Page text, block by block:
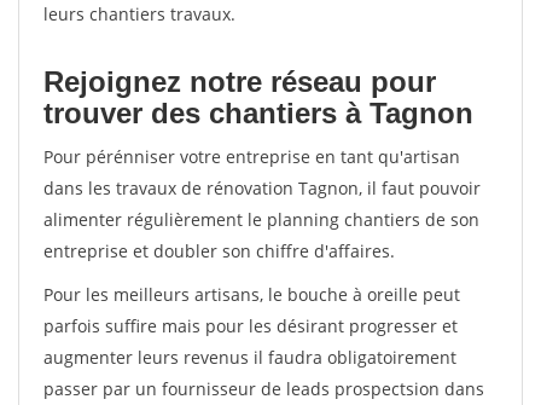
leurs chantiers travaux.
Rejoignez notre réseau pour
trouver des chantiers à Tagnon
Pour pérénniser votre entreprise en tant qu'artisan
dans les travaux de rénovation Tagnon, il faut pouvoir
alimenter régulièrement le planning chantiers de son
entreprise et doubler son chiffre d'affaires.
Pour les meilleurs artisans, le bouche à oreille peut
parfois suffire mais pour les désirant progresser et
augmenter leurs revenus il faudra obligatoirement
passer par un fournisseur de leads prospectsion dans